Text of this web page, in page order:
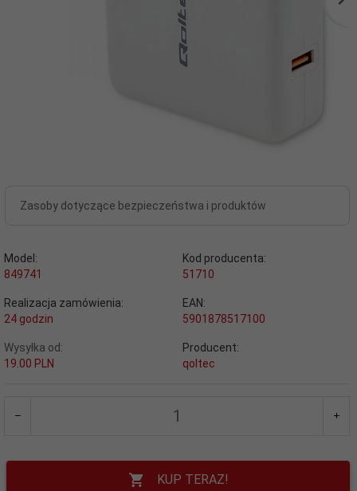
Zasoby dotyczące bezpieczeństwa i produktów
Model:
849741
Kod producenta:
51710
Realizacja zamówienia:
24 godzin
EAN:
5901878517100
Wysyłka od:
19.00 PLN
Producent:
qoltec
KUP TERAZ!